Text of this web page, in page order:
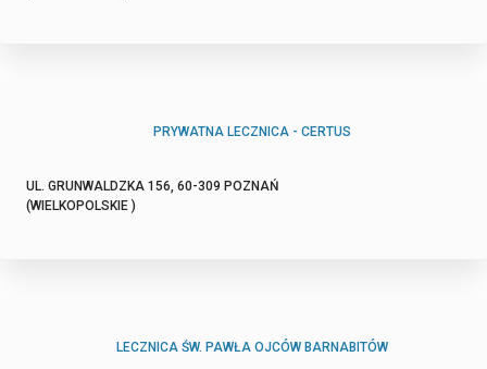
PRYWATNA LECZNICA - CERTUS
UL. GRUNWALDZKA 156, 60-309 POZNAŃ
(WIELKOPOLSKIE )
LECZNICA ŚW. PAWŁA OJCÓW BARNABITÓW